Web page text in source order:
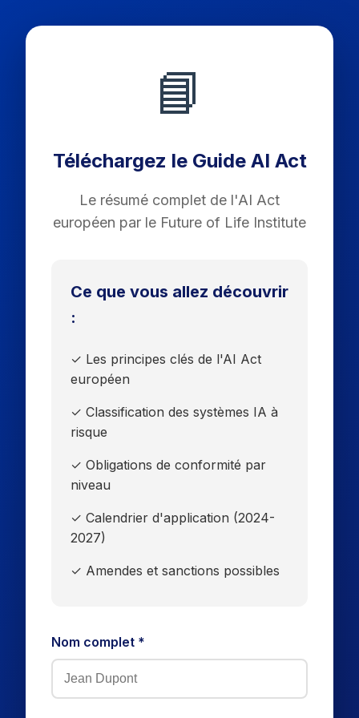
📘
Téléchargez le Guide AI Act
Le résumé complet de l'AI Act
européen par le Future of Life Institute
Ce que vous allez découvrir
:
✓ Les principes clés de l'AI Act
européen
✓ Classification des systèmes IA à
risque
✓ Obligations de conformité par
niveau
✓ Calendrier d'application (2024-
2027)
✓ Amendes et sanctions possibles
Nom complet *